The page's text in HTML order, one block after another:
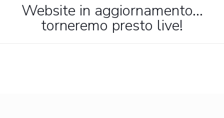
Website in aggiornamento...
torneremo presto live!